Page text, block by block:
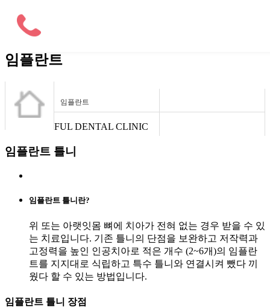
THE BEATIFUL DENTAL CLINIC
임플란트
임플란트
THE BEATIFUL DENTAL CLINIC
임플란트 틀니
임플란트 틀니란?
위 또는 아랫잇몸 뼈에 치아가 전혀 없는 경우 받을 수 있
는 치료입니다. 기존 틀니의 단점을 보완하고 저작력과
고정력을 높인 인공치아로 적은 개수 (2~6개)의 임플란
트를 지지대로 식립하고 특수 틀니와 연결시켜 뺐다 끼
웠다 할 수 있는 방법입니다.
임플란트 틀니 장점